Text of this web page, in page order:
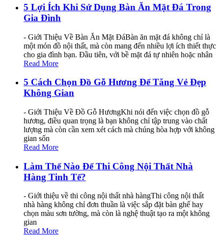
5 Lợi Ích Khi Sử Dụng Bàn Ăn Mặt Đá Trong
Gia Đình
- Giới Thiệu Về Bàn Ăn Mặt ĐáBàn ăn mặt đá không chỉ là
một món đồ nội thất, mà còn mang đến nhiều lợi ích thiết thực
cho gia đình bạn. Đầu tiên, với bề mặt đá tự nhiên hoặc nhân
Read More
5 Cách Chọn Đồ Gỗ Hương Để Tăng Vẻ Đẹp
Không Gian
- Giới Thiệu Về Đồ Gỗ HươngKhi nói đến việc chọn đồ gỗ
hương, điều quan trọng là bạn không chỉ tập trung vào chất
lượng mà còn cần xem xét cách mà chúng hòa hợp với không
gian sốn
Read More
Làm Thế Nào Để Thi Công Nội Thất Nhà
Hàng Tinh Tế?
- Giới thiệu về thi công nội thất nhà hàngThi công nội thất
nhà hàng không chỉ đơn thuần là việc sắp đặt bàn ghế hay
chọn màu sơn tường, mà còn là nghệ thuật tạo ra một không
gian
Read More